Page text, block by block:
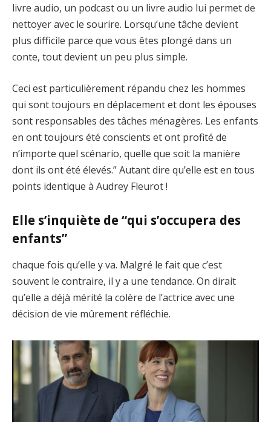
livre audio, un podcast ou un livre audio lui permet de
nettoyer avec le sourire. Lorsqu’une tâche devient
plus difficile parce que vous êtes plongé dans un
conte, tout devient un peu plus simple.
Ceci est particulièrement répandu chez les hommes
qui sont toujours en déplacement et dont les épouses
sont responsables des tâches ménagères. Les enfants
en ont toujours été conscients et ont profité de
n’importe quel scénario, quelle que soit la manière
dont ils ont été élevés.” Autant dire qu’elle est en tous
points identique à Audrey Fleurot !
Elle s’inquiète de “qui s’occupera des
enfants”
chaque fois qu’elle y va. Malgré le fait que c’est
souvent le contraire, il y a une tendance. On dirait
qu’elle a déjà mérité la colère de l’actrice avec une
décision de vie mûrement réfléchie.